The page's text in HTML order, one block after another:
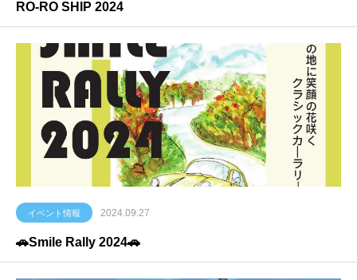
RO-RO SHIP 2024
イベント情報 2024.09.27
🚗Smile Rally 2024🚗